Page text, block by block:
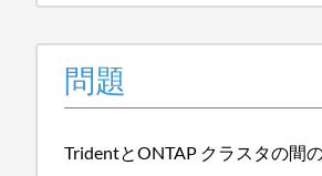
問題
TridentとONTAP クラスタの間